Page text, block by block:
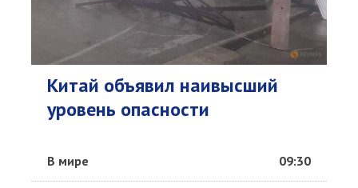
Китай объявил наивысший
уровень опасности
В мире 09:30